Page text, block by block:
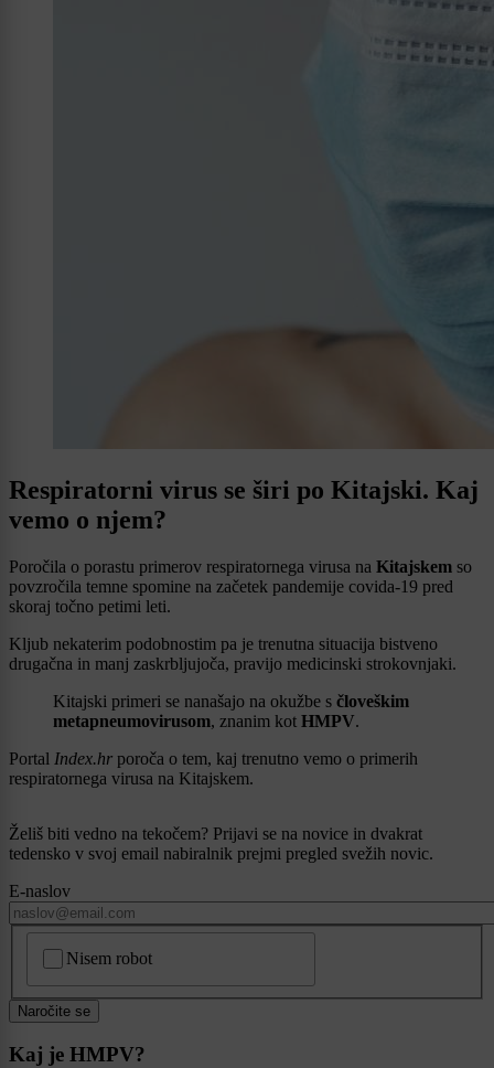
Respiratorni virus se širi po Kitajski. Kaj
vemo o njem?
Poročila o porastu primerov respiratornega virusa na Kitajskem so
povzročila temne spomine na začetek pandemije covida-19 pred
skoraj točno petimi leti.
Kljub nekaterim podobnostim pa je trenutna situacija bistveno
drugačna in manj zaskrbljujoča, pravijo medicinski strokovnjaki.
Kitajski primeri se nanašajo na okužbe s človeškim
metapneumovirusom, znanim kot HMPV.
Portal Index.hr poroča o tem, kaj trenutno vemo o primerih
respiratornega virusa na Kitajskem.
Želiš biti vedno na tekočem? Prijavi se na novice in dvakrat
tedensko v svoj email nabiralnik prejmi pregled svežih novic.
E-naslov
Nisem robot
Naročite se
Kaj je HMPV?